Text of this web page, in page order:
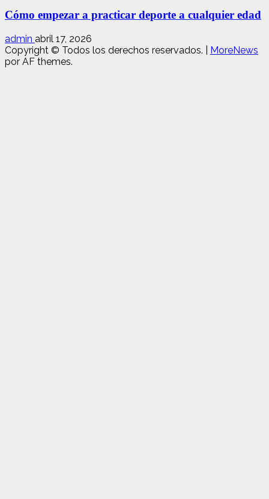
Cómo empezar a practicar deporte a cualquier edad
admin abril 17, 2026
Copyright © Todos los derechos reservados.
MoreNews
por AF themes.